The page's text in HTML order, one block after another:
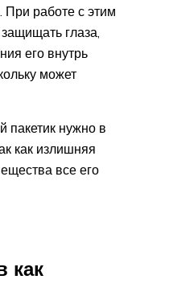
При работе с этим
глаза,
его внутрь
может
пакетик нужно в
как излишняя
все его
как